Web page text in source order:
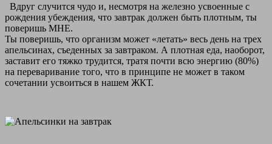
Вдруг случится чудо и, несмотря на железно усвоенные с
рождения убеждения, что завтрак должен быть плотным, ты
поверишь МНЕ.
Ты поверишь, что организм может «летать» весь день на трех
апельсинах, съеденных за завтраком. А плотная еда, наоборот,
заставит его тяжко трудится, тратя почти всю энергию (80%)
на переваривание того, что в принципе не может в таком
сочетании усвоиться в нашем ЖКТ.